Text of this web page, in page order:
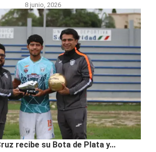
8 junio, 2026
recibe su Bota de Plata y...